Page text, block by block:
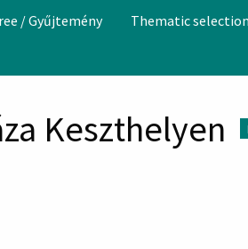
/ Gyűjtemény Thematic
Keszthelyen